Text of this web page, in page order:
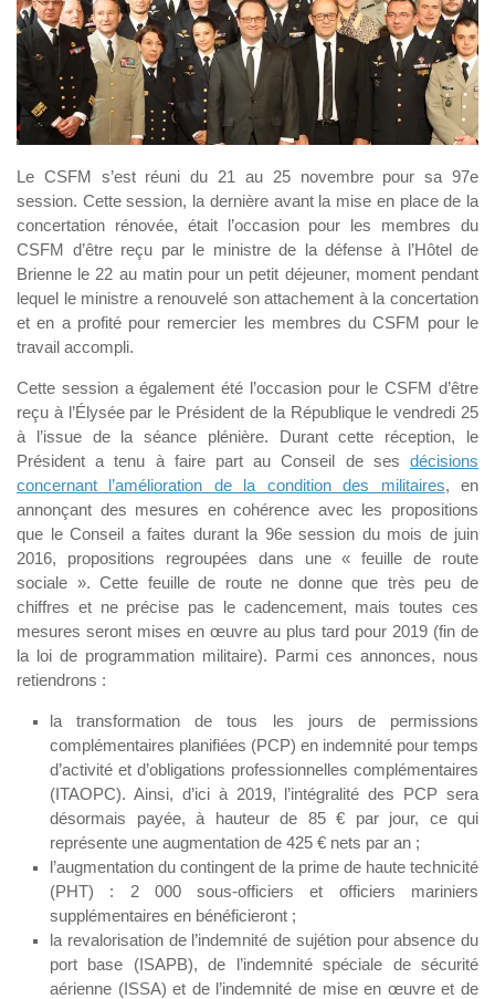
Le CSFM s’est réuni du 21 au 25 novembre pour sa 97e
session. Cette session, la dernière avant la mise en place de la
concertation rénovée, était l’occasion pour les membres du
CSFM d’être reçu par le ministre de la défense à l’Hôtel de
Brienne le 22 au matin pour un petit déjeuner, moment pendant
lequel le ministre a renouvelé son attachement à la concertation
et en a profité pour remercier les membres du CSFM pour le
travail accompli.
Cette session a également été l’occasion pour le CSFM d’être
reçu à l’Élysée par le Président de la République le vendredi 25
à l’issue de la séance plénière. Durant cette réception, le
Président a tenu à faire part au Conseil de ses décisions
concernant l’amélioration de la condition des militaires, en
annonçant des mesures en cohérence avec les propositions
que le Conseil a faites durant la 96e session du mois de juin
2016, propositions regroupées dans une « feuille de route
sociale ». Cette feuille de route ne donne que très peu de
chiffres et ne précise pas le cadencement, mais toutes ces
mesures seront mises en œuvre au plus tard pour 2019 (fin de
la loi de programmation militaire). Parmi ces annonces, nous
retiendrons :
la transformation de tous les jours de permissions
complémentaires planifiées (PCP) en indemnité pour temps
d’activité et d’obligations professionnelles complémentaires
(ITAOPC). Ainsi, d’ici à 2019, l’intégralité des PCP sera
désormais payée, à hauteur de 85 € par jour, ce qui
représente une augmentation de 425 € nets par an ;
l’augmentation du contingent de la prime de haute technicité
(PHT) : 2 000 sous-officiers et officiers mariniers
supplémentaires en bénéficieront ;
la revalorisation de l’indemnité de sujétion pour absence du
port base (ISAPB), de l’indemnité spéciale de sécurité
aérienne (ISSA) et de l’indemnité de mise en œuvre et de